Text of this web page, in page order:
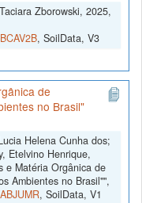
Zborowski, 2025,
, SoilData, V3
de
no Brasil"
Helena Cunha dos;
Etelvino Henrique,
e Matéria Orgânica de
Ambientes no Brasil"",
, SoilData, V1